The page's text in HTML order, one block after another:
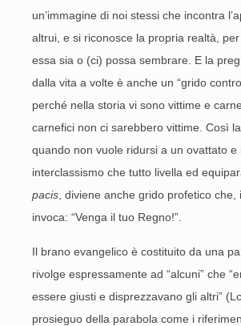
un’immagine di noi stessi che incontra
altrui, e si riconosce la propria realtà,
essa sia o (ci) possa sembrare. E la
dalla vita a volte è anche un “grido
perché nella storia vi sono vittime e
carnefici non ci sarebbero vittime. Così
quando non vuole ridursi a un ovattato e
interclassismo che tutto livella ed
pacis , diviene anche grido profetico che,
invoca: “Venga il tuo Regno!”.
Il brano evangelico è costituito da una
rivolge espressamente ad “alcuni” che
essere giusti e disprezzavano gli altri”
prosieguo della parabola come i